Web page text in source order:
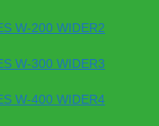
W-200 WIDER2
W-300 WIDER3
W-400 WIDER4